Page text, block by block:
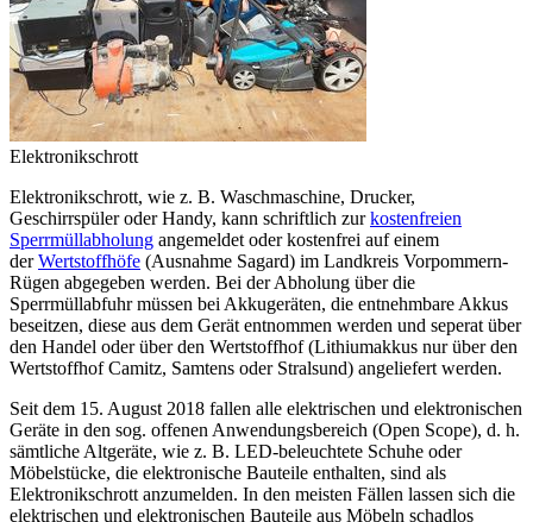
Elektronikschrott
Elektronikschrott, wie z. B. Waschmaschine, Drucker,
Geschirrspüler oder Handy, kann schriftlich zurkostenfreien
Sperrmüllabholung angemeldet oder kostenfrei auf einem
derWertstoffhöfe (Ausnahme Sagard) im Landkreis Vorpommern-
Rügen abgegeben werden. Bei der Abholung über die
Sperrmüllabfuhr müssen bei Akkugeräten, die entnehmbare Akkus
beseitzen, diese aus dem Gerät entnommen werden und seperat über
den Handel oder über den Wertstoffhof (Lithiumakkus nur über den
Wertstoffhof Camitz, Samtens oder Stralsund) angeliefert werden.
Seit dem 15. August 2018 fallen alle elektrischen und elektronischen
Geräte in den sog. offenen Anwendungsbereich (Open Scope), d. h.
sämtliche Altgeräte, wie z. B. LED-beleuchtete Schuhe oder
Möbelstücke, die elektronische Bauteile enthalten, sind als
Elektronikschrott anzumelden. In den meisten Fällen lassen sich die
elektrischen und elektronischen Bauteile aus Möbeln schadlos